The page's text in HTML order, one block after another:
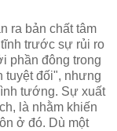
ra bản chất tâm
trước sự rủi ro
phần đông trong
tuyệt đối", nhưng
tướng. Sự xuất
là nhằm khiến
ở đó. Dù một